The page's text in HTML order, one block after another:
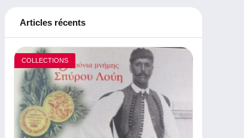
Articles récents
COLLECTIONS